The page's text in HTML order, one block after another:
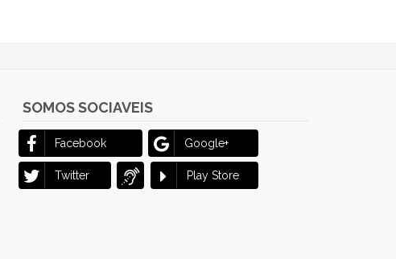
SOMOS SOCIAVEIS
Facebook Google+
Twitter Play Store